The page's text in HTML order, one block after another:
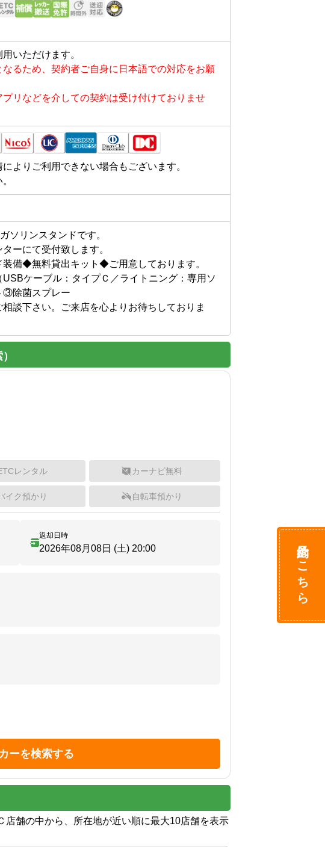
いただけます。
なるため、契約者ご自身に日本語での対応をお願
リなどを介しての契約は受け付けておりませ
によりご利用できない場合もございます。
ソリンスタンドです。
ーにて受付致します。
備◆無料貸出キット◆ご用意しております。
ケーブル：タイプＣ／ライトニング：専用ソ
③除菌スプレー
談下さい。ご来店を心よりお待ちしておりま
レンタル カーナビ無料
イク預かり 自転車預かり
返却日時
2026年08月08日 (土) 20:00
ーを検索する
舗の中から、所在地が近い順に最大10店舗を表示
予約はこちら